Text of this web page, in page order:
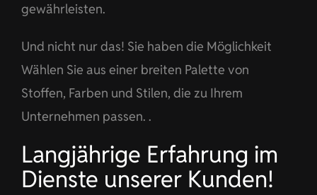
gewährleisten.
Und nicht nur das! Sie haben die Möglichkeit
Wählen Sie aus einer breiten Palette von
Stoffen, Farben und Stilen, die zu Ihrem
Unternehmen passen. .
Langjährige Erfahrung im
Dienste unserer Kunden!